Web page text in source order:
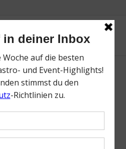
| Top 15 Spots auf
Düsseldorf